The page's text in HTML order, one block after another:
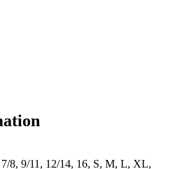
8, 9/11, 12/14, 16, S, M, L, XL,